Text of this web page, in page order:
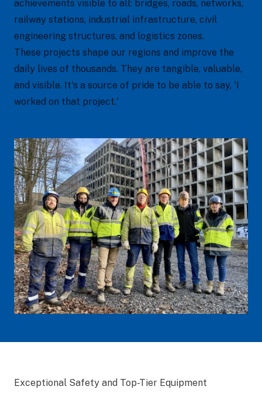
achievements visible to all: bridges, roads, networks,
railway stations, industrial infrastructure, civil
engineering structures, and logistics zones.
These projects shape our regions and improve the
daily lives of thousands. They are tangible, valuable,
and visible. It's a source of pride to be able to say, 'I
worked on that project.'
Exceptional Safety and Top-Tier Equipment